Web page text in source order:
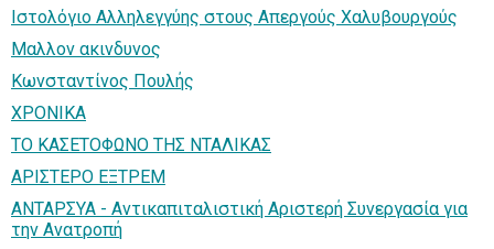
Ιστολόγιο Αλληλεγγύης στους Απεργούς Χαλυβουργούς
Μαλλον ακινδυνος
Κωνσταντίνος Πουλής
ΧΡΟΝΙΚΑ
ΤΟ ΚΑΣΕΤΟΦΩΝΟ ΤΗΣ ΝΤΑΛΙΚΑΣ
ΑΡΙΣΤΕΡΟ ΕΞΤΡΕΜ
ΑΝΤΑΡΣΥΑ - Αντικαπιταλιστική Αριστερή Συνεργασία για
την Ανατροπή